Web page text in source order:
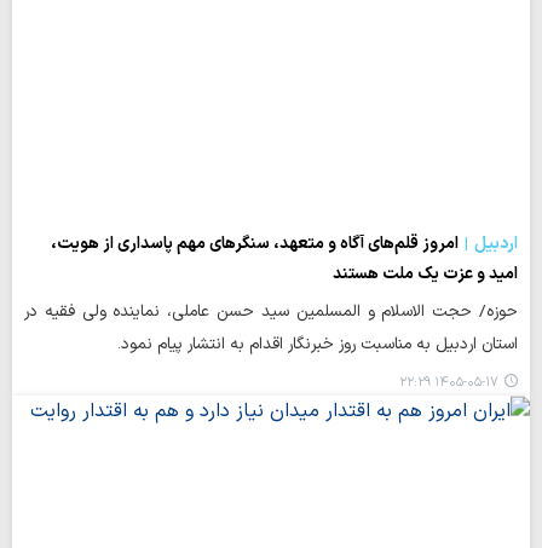
اردبیل
امروز قلم‌های آگاه و متعهد، سنگرهای مهم پاسداری از هویت،
امید و عزت یک ملت هستند
حوزه/ حجت الاسلام و المسلمین سید حسن عاملی، نماینده ولی فقیه در
استان اردبیل به مناسبت روز خبرنگار اقدام به انتشار پیام نمود.
۱۴۰۵-۰۵-۱۷ ۲۲:۲۹